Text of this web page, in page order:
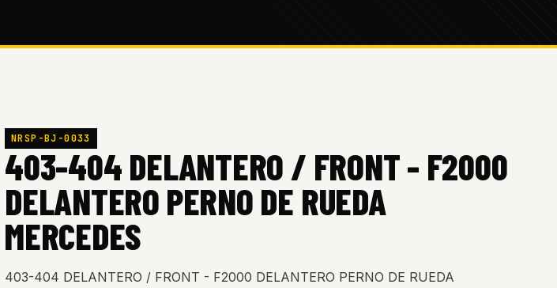
NRSP-BJ-0033
403-404 DELANTERO / FRONT - F2000
DELANTERO PERNO DE RUEDA
MERCEDES
403-404 DELANTERO / FRONT - F2000 DELANTERO PERNO DE RUEDA